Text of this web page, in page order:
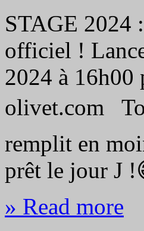
STAGE
officiel !
2024 à 16h00
olivet.com
remplit en
prêt le jour J
» Read more